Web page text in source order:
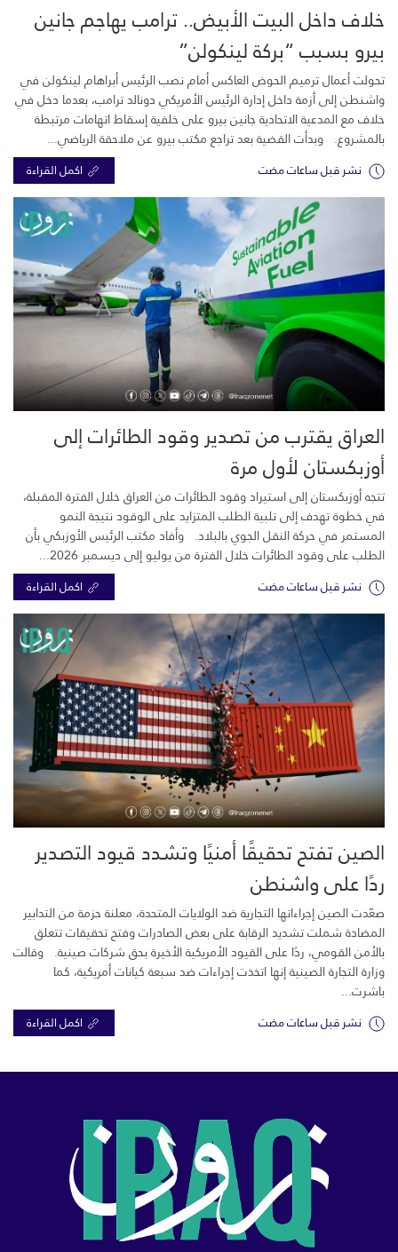
خلاف داخل البيت الأبيض.. ترامب يهاجم جانين
بيرو بسبب “بركة لينكولن”
تحولت أعمال ترميم الحوض العاكس أمام نصب الرئيس أبراهام لينكولن في
واشنطن إلى أزمة داخل إدارة الرئيس الأمريكي دونالد ترامب، بعدما دخل في
خلاف مع المدعية الاتحادية جانين بيرو على خلفية إسقاط اتهامات مرتبطة
بالمشروع. وبدأت القضية بعد تراجع مكتب بيرو عن ملاحقة الرياضي...
نشر قبل ساعات مضت اكمل القراءة
العراق يقترب من تصدير وقود الطائرات إلى
أوزبكستان لأول مرة
تتجه أوزبكستان إلى استيراد وقود الطائرات من العراق خلال الفترة المقبلة،
في خطوة تهدف إلى تلبية الطلب المتزايد على الوقود نتيجة النمو
المستمر في حركة النقل الجوي بالبلاد. وأفاد مكتب الرئيس الأوزبكي بأن
الطلب على وقود الطائرات خلال الفترة من يوليو إلى ديسمبر 2026...
نشر قبل ساعات مضت اكمل القراءة
الصين تفتح تحقيقًا أمنيًا وتشدد قيود التصدير
ردًا على واشنطن
صعّدت الصين إجراءاتها التجارية ضد الولايات المتحدة، معلنة حزمة من التدابير
المضادة شملت تشديد الرقابة على بعض الصادرات وفتح تحقيقات تتعلق
بالأمن القومي، ردًا على القيود الأمريكية الأخيرة بحق شركات صينية. وقالت
وزارة التجارة الصينية إنها اتخذت إجراءات ضد سبعة كيانات أمريكية، كما
باشرت...
نشر قبل ساعات مضت اكمل القراءة